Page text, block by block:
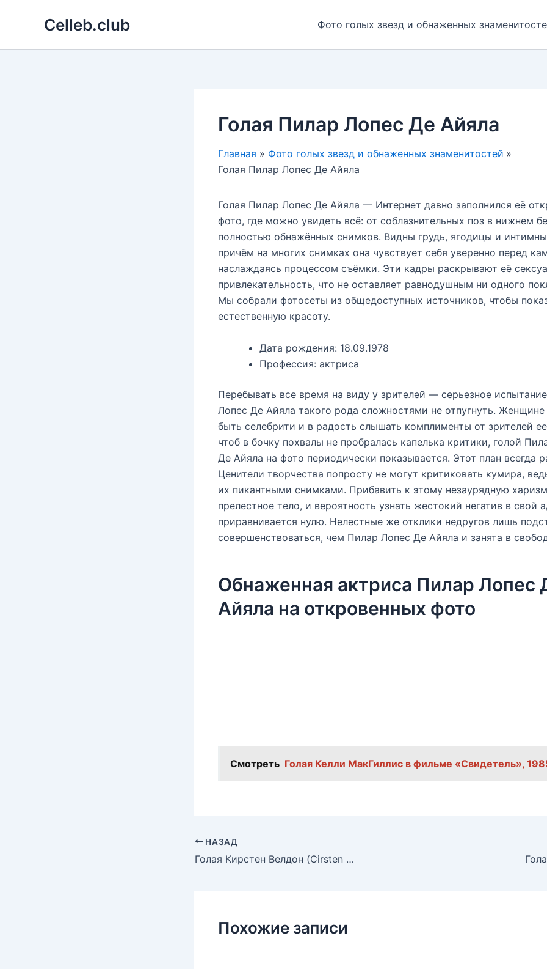
Celleb.club Фото голых звезд и обнаженных
Голая Пилар Лопес Де Айяла
Главная
Фото голых звезд и обнаженных знаменитостей
Голая Пилар Лопес Де Айяла
Голая Пилар Лопес Де Айяла — Интернет давно заполнился её
фото, где можно увидеть всё: от соблазнительных поз в нижнем
полностью обнажённых снимков. Видны грудь, ягодицы и
причём на многих снимках она чувствует себя уверенно перед
наслаждаясь процессом съёмки. Эти кадры раскрывают её
привлекательность, что не оставляет равнодушным ни одного
Мы собрали фотосеты из общедоступных источников, чтобы
естественную красоту.
Дата рождения: 18.09.1978
Профессия: актриса
Перебывать все время на виду у зрителей — серьезное
Лопес Де Айяла такого рода сложностями не отпугнуть.
быть селебрити и в радость слышать комплименты от зрителей
чтоб в бочку похвалы не пробралась капелька критики, голой
Де Айяла на фото периодически показывается. Этот план всегда
Ценители творчества попросту не могут критиковать кумира,
их пикантными снимками. Прибавить к этому незаурядную
прелестное тело, и вероятность узнать жестокий негатив в свой
приравнивается нулю. Нелестные же отклики недругов лишь
совершенствоваться, чем Пилар Лопес Де Айяла и занята в
Обнаженная актриса Пилар Лопес
Айяла на откровенных фото
Смотреть Голая Келли МакГиллис в фильме «Свидетель»,
НАЗАД
Голая Кирстен Велдон (Cirsten Weldon)
Похожие записи